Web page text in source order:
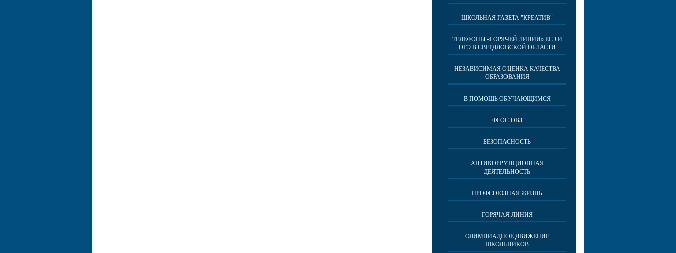
ШКОЛЬНАЯ ГАЗЕТА "КРЕАТИВ"
ТЕЛЕФОНЫ «ГОРЯЧЕЙ ЛИНИИ» ЕГЭ И
ОГЭ В СВЕРДЛОВСКОЙ ОБЛАСТИ
НЕЗАВИСИМАЯ ОЦЕНКА КАЧЕСТВА
ОБРАЗОВАНИЯ
В ПОМОЩЬ ОБУЧАЮЩИМСЯ
ФГОС ОВЗ
БЕЗОПАСНОСТЬ
АНТИКОРРУПЦИОННАЯ
ДЕЯТЕЛЬНОСТЬ
ПРОФСОЮЗНАЯ ЖИЗНЬ
ГОРЯЧАЯ ЛИНИЯ
ОЛИМПИАДНОЕ ДВИЖЕНИЕ
ШКОЛЬНИКОВ